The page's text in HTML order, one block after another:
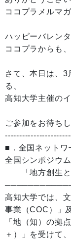
ココプラメルマ
ハッピーバレンタ
ココプラからも
さて、本日は、3
る、
高知大学主催の
ご参加をお待ち
■．全国ネット
全国シンポジウム
「地方創生と
高知大学では、
事業（COC）」
「地（知）の拠
＋）」を受けて、